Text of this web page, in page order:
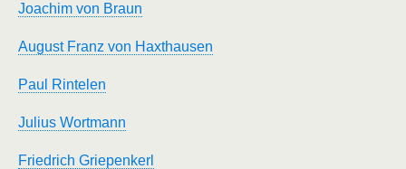
Joachim von Braun
August Franz von Haxthausen
Paul Rintelen
Julius Wortmann
Friedrich Griepenkerl